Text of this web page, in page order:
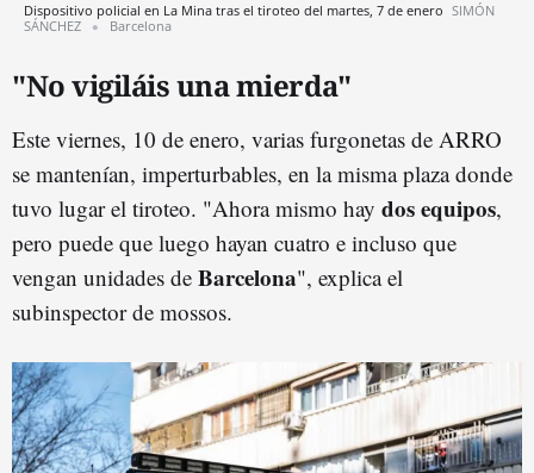
Dispositivo policial en La Mina tras el tiroteo del martes, 7 de enero SIMÓN
SÁNCHEZ
Barcelona
"No vigiláis una mierda"
Este viernes, 10 de enero, varias furgonetas de ARRO
se mantenían, imperturbables, en la misma plaza donde
tuvo lugar el tiroteo. "Ahora mismo hay dos equipos,
pero puede que luego hayan cuatro e incluso que
vengan unidades de Barcelona", explica el
subinspector de mossos.